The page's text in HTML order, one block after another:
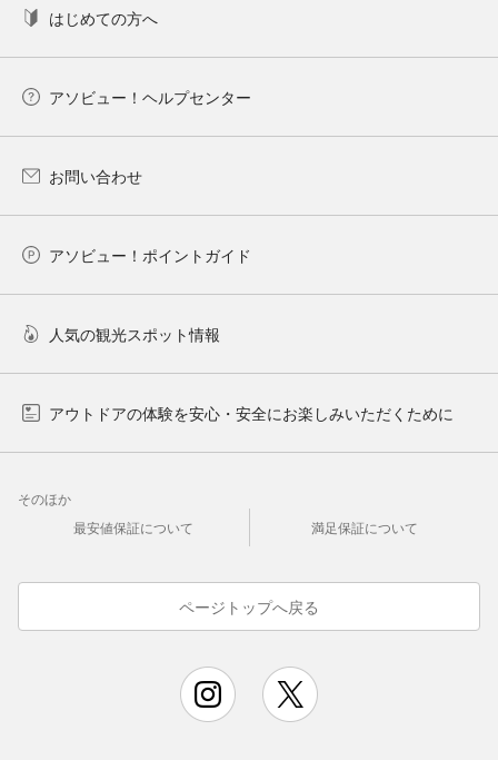
はじめての方へ
アソビュー！ヘルプセンター
お問い合わせ
アソビュー！ポイントガイド
人気の観光スポット情報
アウトドアの体験を安心・安全にお楽しみいただくために
そのほか
最安値保証について
満足保証について
ページトップへ戻る